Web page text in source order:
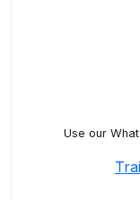
Use our